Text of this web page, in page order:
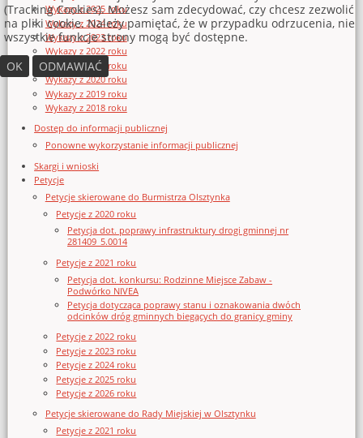
Wykazy z 2025 roku
Wykazy z 2024 roku
Wykazy z 2023 roku
Wykazy z 2022 roku
Wykazy z 2021 roku
Wykazy z 2020 roku
Wykazy z 2019 roku
Wykazy z 2018 roku
Dostęp do informacji publicznej
Ponowne wykorzystanie informacji publicznej
Skargi i wnioski
Petycje
Petycje skierowane do Burmistrza Olsztynka
Petycje z 2020 roku
Petycja dot. poprawy infrastruktury drogi gminnej nr
281409_5.0014
Petycje z 2021 roku
Petycja dot. konkursu: Rodzinne Miejsce Zabaw -
Podwórko NIVEA
Petycja dotycząca poprawy stanu i oznakowania dwóch
odcinków dróg gminnych biegących do granicy gminy
Petycje z 2022 roku
Petycje z 2023 roku
Petycje z 2024 roku
Petycje z 2025 roku
Petycje z 2026 roku
Petycje skierowane do Rady Miejskiej w Olsztynku
Petycje z 2021 roku
(Tracking Cookies). Możesz sam zdecydować, czy chcesz zezwolić
na pliki cookie. Należy pamiętać, że w przypadku odrzucenia, nie
wszystkie funkcje strony mogą być dostępne.
OK
ODMAWIAĆ